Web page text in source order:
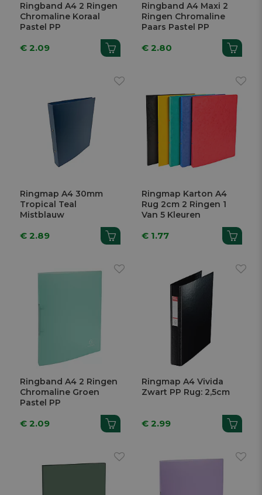
Ringband A4 2 Ringen
Chromaline Koraal
Pastel PP
€ 2.09
Ringband A4 Maxi 2
Ringen Chromaline
Paars Pastel PP
€ 2.80
Ringmap A4 30mm
Tropical Teal
Mistblauw
€ 2.89
Ringmap Karton A4
Rug 2cm 2 Ringen 1
Van 5 Kleuren
€ 1.77
Ringband A4 2 Ringen
Chromaline Groen
Pastel PP
€ 2.09
Ringmap A4 Vivida
Zwart PP Rug: 2,5cm
€ 2.99